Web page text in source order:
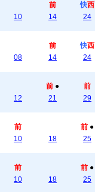
10
前
14
快西
24
08
前
14
快西
24
12
前 ●
21
前
29
前
10
18
前 ●
25
前
10
18
前 ●
25